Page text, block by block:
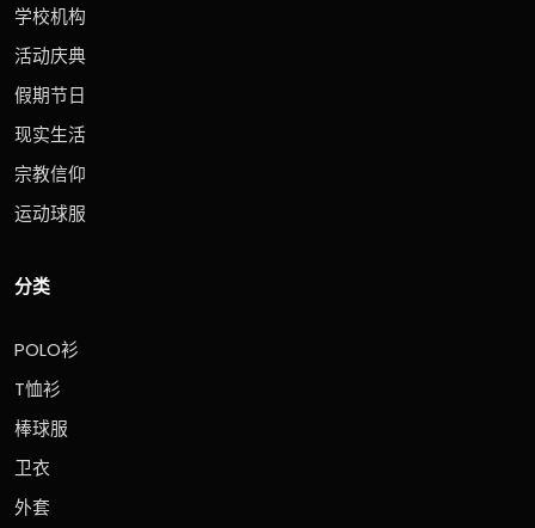
学校机构
活动庆典
假期节日
现实生活
宗教信仰
运动球服
分类
POLO衫
T恤衫
棒球服
卫衣
外套